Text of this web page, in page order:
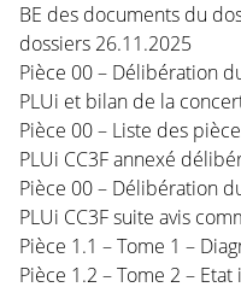
BE des documents du
dossiers 26.11.2025
Pièce 00 – Délibération
PLUi et bilan de la
Pièce 00 – Liste des
PLUi CC3F annexé
Pièce 00 – Délibération
PLUi CC3F suite avis
Pièce 1.1 – Tome 1 –
Pièce 1.2 – Tome 2 –